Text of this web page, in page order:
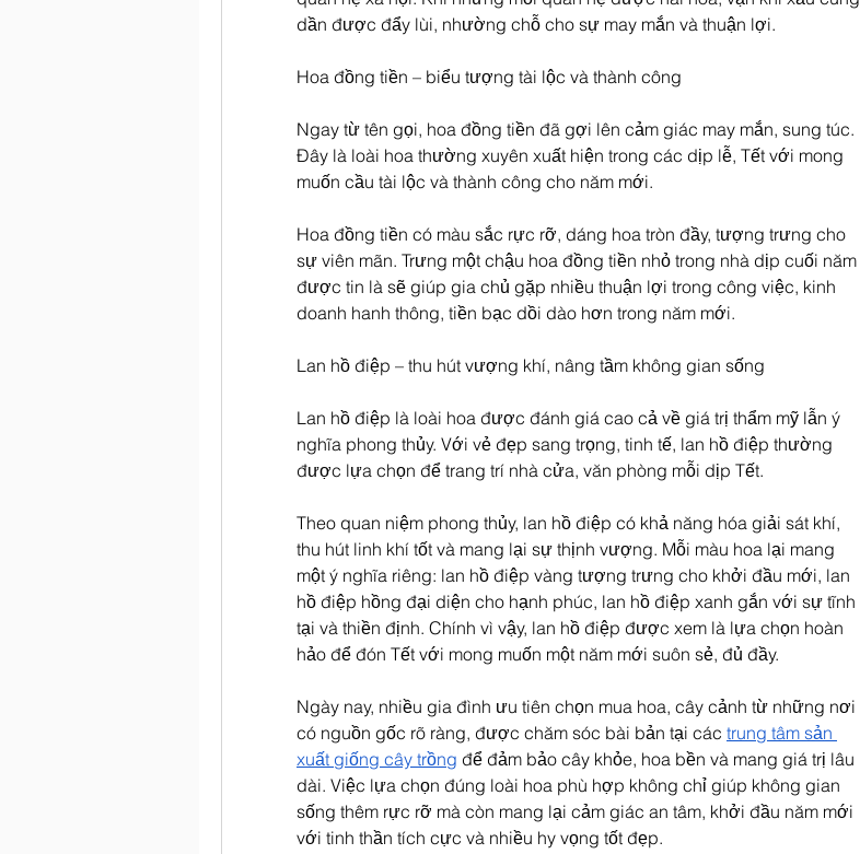
dần được đẩy lùi, nhường chỗ cho sự may mắn và thuận lợi.
Hoa đồng tiền – biểu tượng tài lộc và thành công
Ngay từ tên gọi, hoa đồng tiền đã gợi lên cảm giác may mắn, sung túc.
Đây là loài hoa thường xuyên xuất hiện trong các dịp lễ, Tết với mong
muốn cầu tài lộc và thành công cho năm mới.
Hoa đồng tiền có màu sắc rực rỡ, dáng hoa tròn đầy, tượng trưng cho
sự viên mãn. Trưng một chậu hoa đồng tiền nhỏ trong nhà dịp cuối năm
được tin là sẽ giúp gia chủ gặp nhiều thuận lợi trong công việc, kinh
doanh hanh thông, tiền bạc dồi dào hơn trong năm mới.
Lan hồ điệp – thu hút vượng khí, nâng tầm không gian sống
Lan hồ điệp là loài hoa được đánh giá cao cả về giá trị thẩm mỹ lẫn ý
nghĩa phong thủy. Với vẻ đẹp sang trọng, tinh tế, lan hồ điệp thường
được lựa chọn để trang trí nhà cửa, văn phòng mỗi dịp Tết.
Theo quan niệm phong thủy, lan hồ điệp có khả năng hóa giải sát khí,
thu hút linh khí tốt và mang lại sự thịnh vượng. Mỗi màu hoa lại mang
một ý nghĩa riêng: lan hồ điệp vàng tượng trưng cho khởi đầu mới, lan
hồ điệp hồng đại diện cho hạnh phúc, lan hồ điệp xanh gắn với sự tĩnh
tại và thiền định. Chính vì vậy, lan hồ điệp được xem là lựa chọn hoàn
hảo để đón Tết với mong muốn một năm mới suôn sẻ, đủ đầy.
Ngày nay, nhiều gia đình ưu tiên chọn mua hoa, cây cảnh từ những nơi
có nguồn gốc rõ ràng, được chăm sóc bài bản tại các trung tâm sản
xuất giống cây trồng để đảm bảo cây khỏe, hoa bền và mang giá trị lâu
dài. Việc lựa chọn đúng loài hoa phù hợp không chỉ giúp không gian
sống thêm rực rỡ mà còn mang lại cảm giác an tâm, khởi đầu năm mới
với tinh thần tích cực và nhiều hy vọng tốt đẹp.